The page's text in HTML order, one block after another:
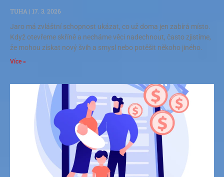
TUHA
17. 3. 2026
Jaro má zvláštní schopnost ukázat, co už doma jen zabírá místo.
Když otevřeme skříně a necháme věci nadechnout, často zjistíme,
že mohou získat nový švih a smysl nebo potěšit někoho jiného.
Více »